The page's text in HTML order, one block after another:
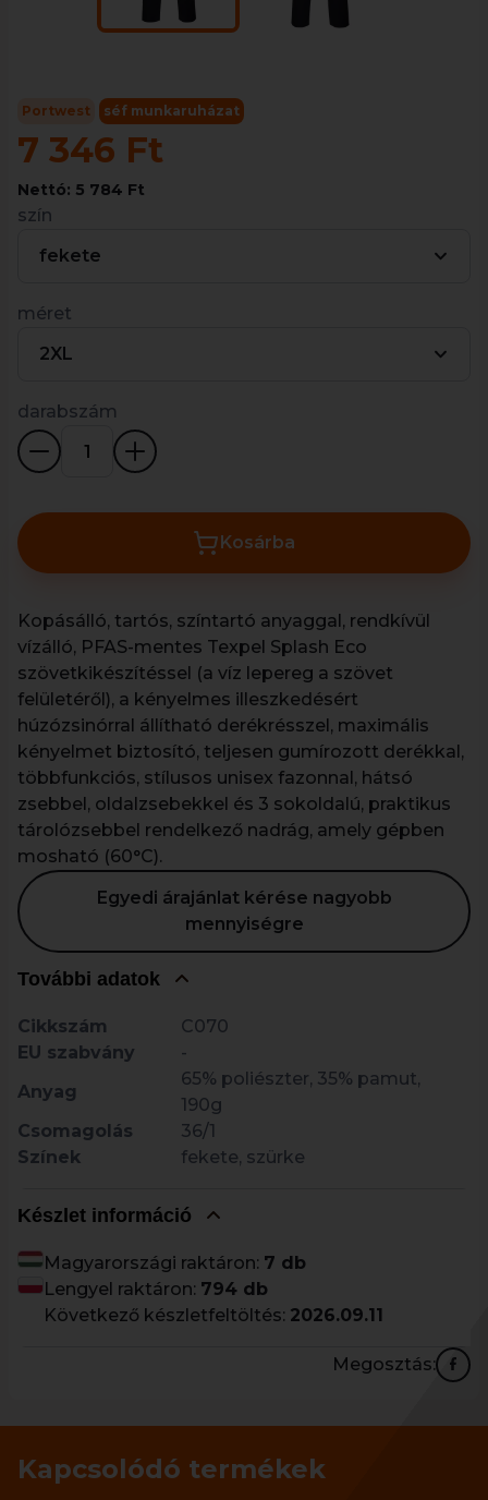
Portwest séf munkaruházat
7 346 Ft
Nettó: 5 784 Ft
szín
fekete
méret
2XL
darabszám
Kosárba
Kopásálló, tartós, színtartó anyaggal, rendkívül
vízálló, PFAS-mentes Texpel Splash Eco
szövetkikészítéssel (a víz lepereg a szövet
felületéről), a kényelmes illeszkedésért
húzózsinórral állítható derékrésszel, maximális
kényelmet biztosító, teljesen gumírozott derékkal,
többfunkciós, stílusos unisex fazonnal, hátsó
zsebbel, oldalzsebekkel és 3 sokoldalú, praktikus
tárolózsebbel rendelkező nadrág, amely gépben
mosható (60°C).
Egyedi árajánlat kérése nagyobb
mennyiségre
További adatok
Cikkszám
C070
EU szabvány
-
Anyag
65% poliészter, 35% pamut,
190g
Csomagolás
36/1
Színek
fekete, szürke
Készlet információ
Magyarországi raktáron: 7 db
Lengyel raktáron: 794 db
Következő készletfeltöltés: 2026.09.11
Megosztás:
Kapcsolódó termékek